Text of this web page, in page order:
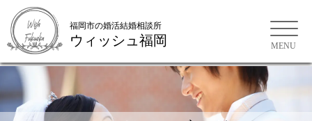
福岡市の婚活結婚相談所
福岡市の婚活結婚相談所
ウィッシュ福岡